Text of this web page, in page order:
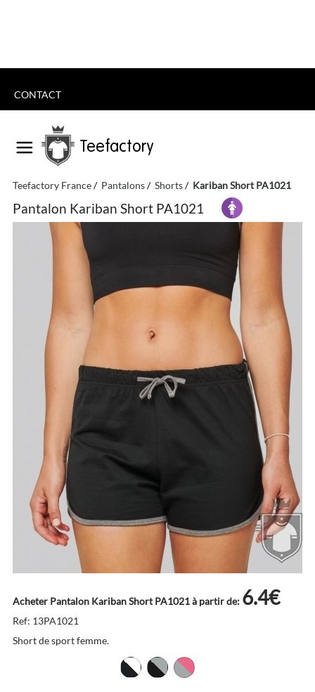
CONTACT
Teefactory
Teefactory France Pantalons Shorts Kariban Short PA1021
Pantalon Kariban Short PA1021
Acheter Pantalon Kariban Short PA1021 à partir de: 6.4€
Ref: 13PA1021
Short de sport femme.